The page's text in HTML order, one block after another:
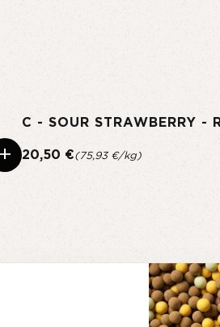
+ 20,50 €(75,93 €/kg)